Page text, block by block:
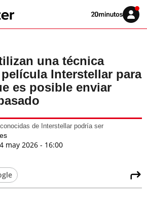
Volver
Iniciar
sesión
una técnica
Interstellar para
es posible enviar
de Interstellar podría ser
may 2026 - 16:00